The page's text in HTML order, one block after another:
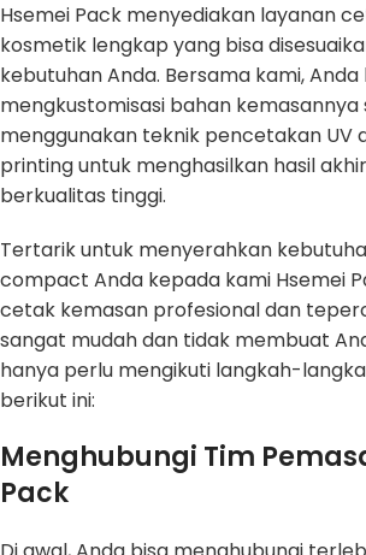
Hsemei Pack menyediakan layanan
kosmetik lengkap yang bisa
kebutuhan Anda. Bersama kami, Anda
mengkustomisasi bahan
menggunakan teknik pencetakan UV
printing untuk menghasilkan hasil
berkualitas tinggi.
Tertarik untuk menyerahkan
compact Anda kepada kami Hsemei
cetak kemasan profesional dan
sangat mudah dan tidak membuat
hanya perlu mengikuti langkah-
berikut ini:
Menghubungi Tim
Pack